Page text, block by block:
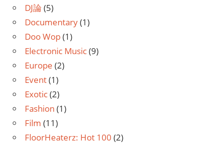
DJ論 (5)
Documentary(1)
Doo Wop(1)
Electronic Music(9)
Europe (2)
Event(1)
Exotic(2)
Fashion (1)
Film (11)
FloorHeaterz: Hot 100 (2)